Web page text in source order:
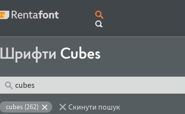
Шрифти Cubes
cubes (262) Скинути пошук